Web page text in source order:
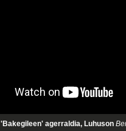
'Bakegileen' agerraldia, Luhuson